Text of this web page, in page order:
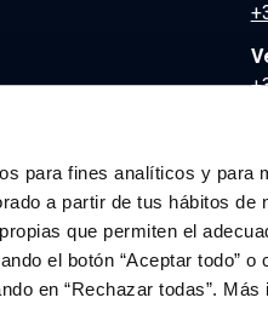
para fines analíticos y para
a partir de tus hábitos de
que permiten el
el botón “Aceptar todo” o
en “Rechazar todas”.
reservados.